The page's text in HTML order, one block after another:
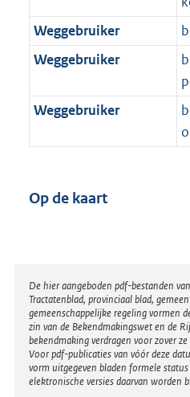
Weggebruiker
Weggebruiker
Weggebruiker
Op de kaart
Disclaimer
De hier aangeboden pdf-bestanden
Tractatenblad, provinciaal blad,
gemeenschappelijke regeling vormen
zin van de Bekendmakingswet en de
bekendmaking verdragen voor zover
Voor pdf-publicaties van vóór deze
vorm uitgegeven bladen formele
elektronische versies daarvan worden